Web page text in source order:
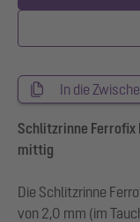
In die
Schlitzrinne Ferrofix
mittig
Die Schlitzrinne
von 2,0 mm (im